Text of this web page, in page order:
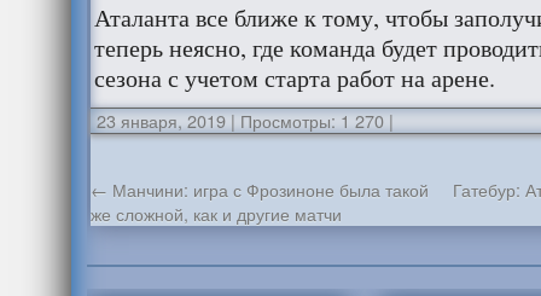
Аталанта все ближе к тому, чтобы
теперь неясно, где команда будет
сезона с учетом старта работ на арене.
23 января, 2019 | Просмотры: 1 270|
← Манчини: игра с Фрозиноне была такой
же сложной, как и другие матчи
Гатебур: